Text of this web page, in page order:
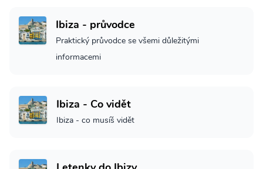
Ibiza - průvodce
Praktický průvodce se všemi důležitými
informacemi
Ibiza - Co vidět
Ibiza - co musíš vidět